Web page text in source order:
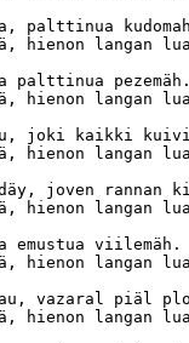
palttinua
hienon langan
palttinua pezemäh.
hienon langan
joki kaikki
hienon langan
joven rannan
hienon langan
emustua viilemäh.
hienon langan
vazaral piäl
hienon langan